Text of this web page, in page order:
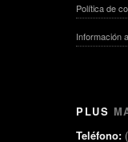
Política de
Información
PLUS
Teléfono: